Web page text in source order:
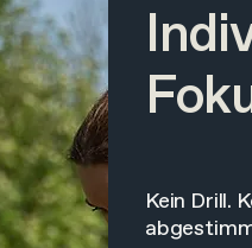
Kein Drill.